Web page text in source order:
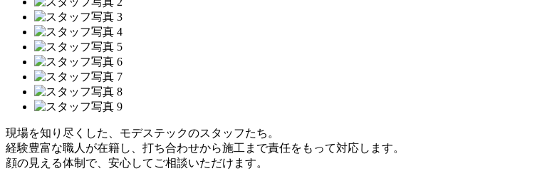
現場を知り尽くした、モデステックのスタッフたち。
経験豊富な職人が在籍し、打ち合わせから施工まで責任をもって対応します。
顔の見える体制で、安心してご相談いただけます。